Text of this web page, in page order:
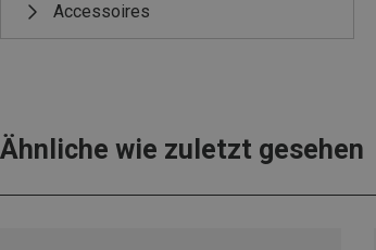
Accessoires
Ähnliche wie zuletzt gesehen